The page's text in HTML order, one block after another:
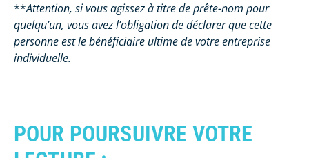
**Attention, si vous agissez à titre de prête-nom pour
quelqu’un, vous avez l’obligation de déclarer que cette
personne est le bénéficiaire ultime de votre entreprise
individuelle.
POUR POURSUIVRE VOTRE